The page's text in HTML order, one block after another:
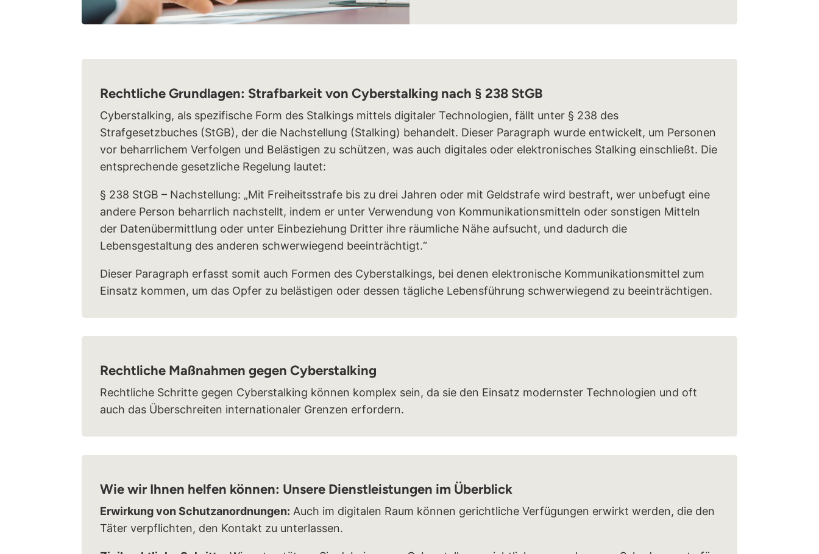
Rechtliche Grundlagen: Strafbarkeit von Cyberstalking nach § 238 StGB
Cyberstalking, als spezifische Form des Stalkings mittels digitaler Technologien, fällt unter § 238 des
Strafgesetzbuches (StGB), der die Nachstellung (Stalking) behandelt. Dieser Paragraph wurde entwickelt, um Personen
vor beharrlichem Verfolgen und Belästigen zu schützen, was auch digitales oder elektronisches Stalking einschließt. Die
entsprechende gesetzliche Regelung lautet:
§ 238 StGB – Nachstellung: „Mit Freiheitsstrafe bis zu drei Jahren oder mit Geldstrafe wird bestraft, wer unbefugt eine
andere Person beharrlich nachstellt, indem er unter Verwendung von Kommunikationsmitteln oder sonstigen Mitteln
der Datenübermittlung oder unter Einbeziehung Dritter ihre räumliche Nähe aufsucht, und dadurch die
Lebensgestaltung des anderen schwerwiegend beeinträchtigt.“
Dieser Paragraph erfasst somit auch Formen des Cyberstalkings, bei denen elektronische Kommunikationsmittel zum
Einsatz kommen, um das Opfer zu belästigen oder dessen tägliche Lebensführung schwerwiegend zu beeinträchtigen.
Rechtliche Maßnahmen gegen Cyberstalking
Rechtliche Schritte gegen Cyberstalking können komplex sein, da sie den Einsatz modernster Technologien und oft
auch das Überschreiten internationaler Grenzen erfordern.
Wie wir Ihnen helfen können: Unsere Dienstleistungen im Überblick
Erwirkung von Schutzanordnungen: Auch im digitalen Raum können gerichtliche Verfügungen erwirkt werden, die den
Täter verpflichten, den Kontakt zu unterlassen.